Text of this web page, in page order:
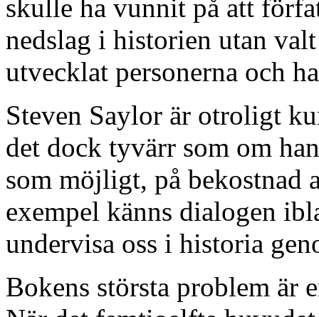
skulle ha vunnit på att
nedslag i historien utan
utvecklat personerna och
Steven Saylor är otroligt
det dock tyvärr som om
som möjligt, på bekostnad
exempel känns dialogen
undervisa oss i historia
Bokens största problem är